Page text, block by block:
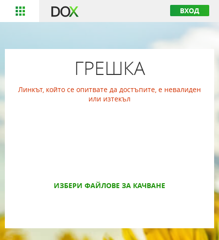
ВХОД
ГРЕШКА
Линкът, който се опитвате да достъпите, е невалиден
или изтекъл
ИЗБЕРИ ФАЙЛОВЕ ЗА КАЧВАНЕ